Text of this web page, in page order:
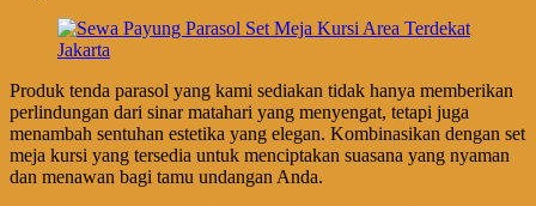
Produk tenda parasol yang kami sediakan tidak hanya memberikan
perlindungan dari sinar matahari yang menyengat, tetapi juga
menambah sentuhan estetika yang elegan. Kombinasikan dengan set
meja kursi yang tersedia untuk menciptakan suasana yang nyaman
dan menawan bagi tamu undangan Anda.